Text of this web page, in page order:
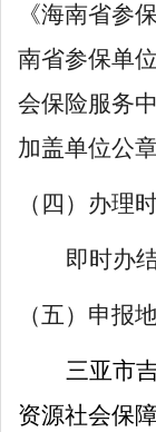
《海南省参
南省参保单
会保险服务
加盖单位公章
（四）办理
即时办
（五）申报
三亚市
资源社会保